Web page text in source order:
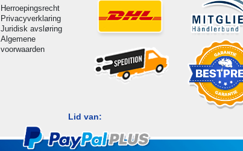
Herroepingsrecht
Privacyverklaring
Juridisk avsløring
Algemene
voorwaarden
Lid van: